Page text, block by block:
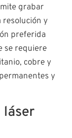
grabar
resolución y
preferida
se requiere
cobre y
y
láser